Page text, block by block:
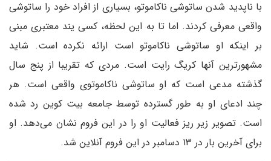
با ناپدید شدن ساتوشی ناکاموتو، بسیاری از افراد خود را ساتوشی
واقعی معرفی کردند. اما تا به این لحظه، کسی یند معتبری مبنی
بر اینکه او ساتوشی ناکاموتو است ارائه نکرده است. شاید
مشهورترین آنها کریگ رایت است. مردی که تقریبا از پنج سال
گذشته مدعی است که او ساتوشی ناکاموتوی واقعی است. هر
چند ادعای او به طور گسترده توسط جامعه بیت کوین رد شده
است. تصویر زیر ریز فعالیت او را در این فروم نشان می‌دهد. او
برای آخرین بار در ۱۳ دسامبر در این فروم آنلاین شد.